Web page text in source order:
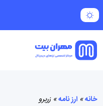
خانه» ارز نامه» زربرو